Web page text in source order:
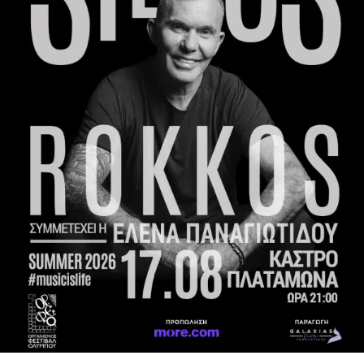
αποτελέσουν την αφετηρία παραγωγής νέων προϊόντων
υψηλής αξίας.
Από την Ελλάδα στο SOWISE+ συμμετέχει η ena
Σύμβουλοι Ανάπτυξης.
Η εναρκτήρια συνάντηση έφερε κοντά την ομάδα έργου σε
πλήρη σύνθεση και με στόχο την εμπέδωση του κοινού
οράματος από όλους τους συμμετέχοντες ερευνητικούς
οργανισμούς, την ολοκληρωμένη τεχνική προσέγγιση, το
πλάνο εργασίας και τα πρώτα βήματα υλοποίησης. Κατά
τη διάρκεια της συνάντησης οι εταίροι συζήτησαν τις
επιστημονικές, τεχνικές, βιομηχανικές και κοινωνικές
διαστάσεις του έργου, θέτοντας τις βάσεις για την
πενταετή συνεργασία.
Το SOWISE
καινοτομίες μετατροπής αστικών αποβλήτων σε
βιώσιμα, βιοβασισμένα υλικά. Ενσωματώνοντας την